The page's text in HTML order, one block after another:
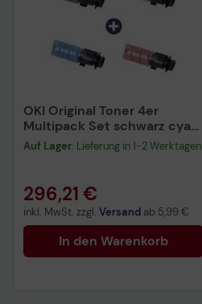
OKI Original Toner 4er
Multipack Set schwarz cyan
magenta gelb (09006260
09006261 09006262
Auf Lager: Lieferung in 1-2 Werktagen
296,21 €
inkl. MwSt. zzgl. Versand ab 5,99 €
In den Warenkorb